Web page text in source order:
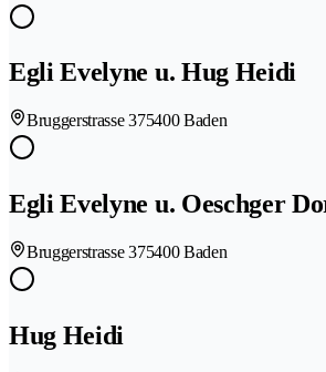
Egli Evelyne u. Hug Heidi
Bruggerstrasse 375400 Baden
Egli Evelyne u. Oeschger
Bruggerstrasse 375400 Baden
Hug Heidi